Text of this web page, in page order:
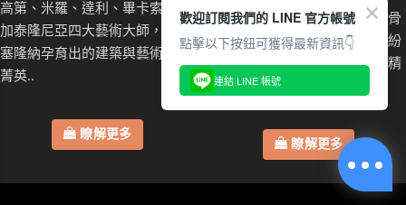
高第、米羅、達利、畢卡索人稱
加泰隆尼亞四大藝術大師，是巴
塞隆納孕育出的建築與藝術文化
菁英..
瞭解更多
整棟六層樓建築彷如一隻巨龍骨
架，流動的石雕線條與色彩繽紛
的馬賽克，訴說著加泰隆尼亞精
神..
瞭解更多
歡迎訂閱我們的 LINE 官方帳號
點擊以下按鈕可獲得最新資訊👇
連結 LINE 帳號